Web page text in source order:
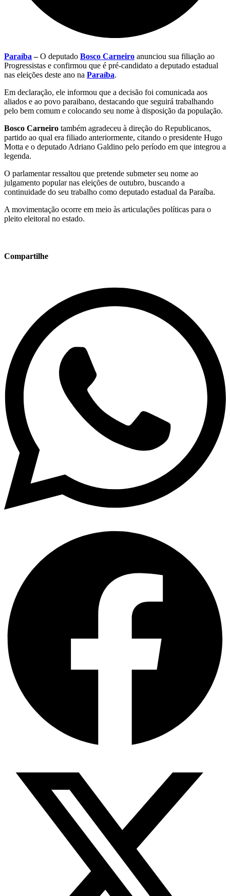
Paraíba –O deputado Bosco Carneiro anunciou sua filiação ao
Progressistas e confirmou que é pré-candidato a deputado estadual
nas eleições deste ano na Paraíba.
Em declaração, ele informou que a decisão foi comunicada aos
aliados e ao povo paraibano, destacando que seguirá trabalhando
pelo bem comum e colocando seu nome à disposição da população.
Bosco Carneiro também agradeceu à direção do Republicanos,
partido ao qual era filiado anteriormente, citando o presidente Hugo
Motta e o deputado Adriano Galdino pelo período em que integrou a
legenda.
O parlamentar ressaltou que pretende submeter seu nome ao
julgamento popular nas eleições de outubro, buscando a
continuidade do seu trabalho como deputado estadual da Paraíba.
A movimentação ocorre em meio às articulações políticas para o
pleito eleitoral no estado.
Compartilhe